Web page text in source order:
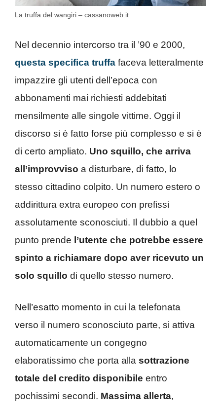
La truffa del wangiri – cassanoweb.it
Nel decennio intercorso tra il ’90 e 2000,
questa specifica truffa faceva letteralmente
impazzire gli utenti dell’epoca con
abbonamenti mai richiesti addebitati
mensilmente alle singole vittime. Oggi il
discorso si è fatto forse più complesso e si è
di certo ampliato. Uno squillo, che arriva
all’improvviso a disturbare, di fatto, lo
stesso cittadino colpito. Un numero estero o
addirittura extra europeo con prefissi
assolutamente sconosciuti. Il dubbio a quel
punto prende l’utente che potrebbe essere
spinto a richiamare dopo aver ricevuto un
solo squillo di quello stesso numero.
Nell’esatto momento in cui la telefonata
verso il numero sconosciuto parte, si attiva
automaticamente un congegno
elaboratissimo che porta alla sottrazione
totale del credito disponibile entro
pochissimi secondi. Massima allerta,